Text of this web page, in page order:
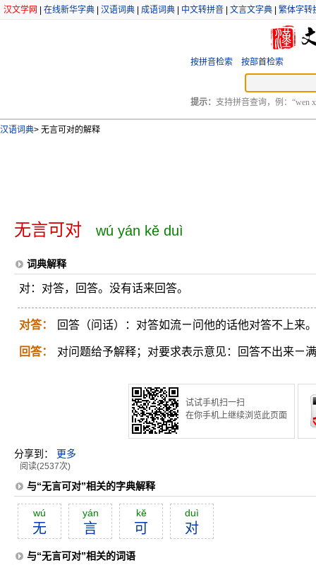
汉文学网 在线新华字典 汉语词典 成语词典 中文转拼音 文言文字典 繁体字转
按拼音检索 按部首检索
提示： 支持拼音查询，例：“wen
汉语词典> 无言可对的解释
无言可对 wú yán kě duì
词典解释
对：对答，回答。没有话来回答。
对答： 回答（问话）：对答如流ㄧ问他的话他对答不上来。
回答： 对问题给予解释；对要求表示意见：回答不出来ㄧ
试试手机扫一扫
在你手机上继续浏览此页面
分享到： 更多
阅读(2537次)
与“无言可对”相关的字典解释
wú
无
yán
言
kĕ
可
duì
对
与“无言可对”相关的词语